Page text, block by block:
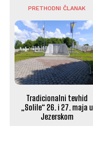
PRETHODNI ČLANAK
Tradicionalni tevhid
„Solile“ 26. i 27. maja u
Jezerskom